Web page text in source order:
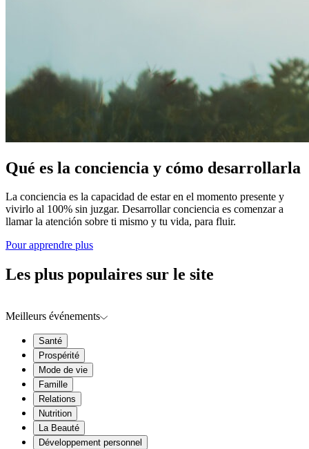
Qué es la conciencia y cómo desarrollarla
La conciencia es la capacidad de estar en el momento presente y
vivirlo al 100% sin juzgar. Desarrollar conciencia es comenzar a
llamar la atención sobre ti mismo y tu vida, para fluir.
Pour apprendre plus
Les plus populaires sur le site
Meilleurs événements
Santé
Prospérité
Mode de vie
Famille
Relations
Nutrition
La Beauté
Développement personnel